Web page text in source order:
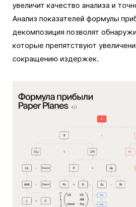
увеличит качество анализа и
Анализ показателей формулы
декомпозиция позволят
которые препятствуют
сокращению издержек.